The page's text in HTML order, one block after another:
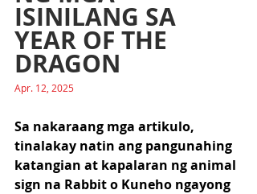
ISINILANG SA
YEAR OF THE
DRAGON
Apr. 12, 2025
Sa nakaraang mga artikulo,
tinalakay natin ang pangunahing
katangian at kapalaran ng animal
sign na Rabbit o Kuneho ngayong